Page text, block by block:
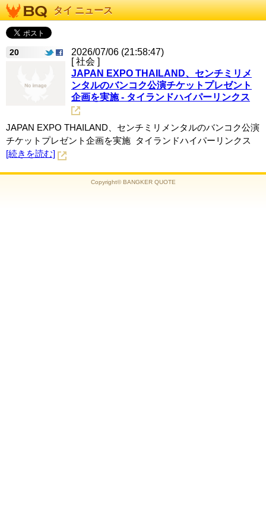
タイ ニュース
20
2026/07/06 (21:58:47)
[ 社会 ]
JAPAN EXPO THAILAND、センチミリメ
ンタルのバンコク公演チケットプレゼント
企画を実施 - タイランドハイパーリンクス
JAPAN EXPO THAILAND、センチミリメンタルのバンコク公演
チケットプレゼント企画を実施 タイランドハイパーリンクス
[続きを読む]
Copyright© BANGKER QUOTE